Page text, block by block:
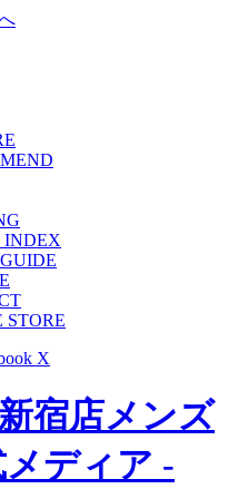
INDEX
STORE
X
宿店メンズ
ディア -